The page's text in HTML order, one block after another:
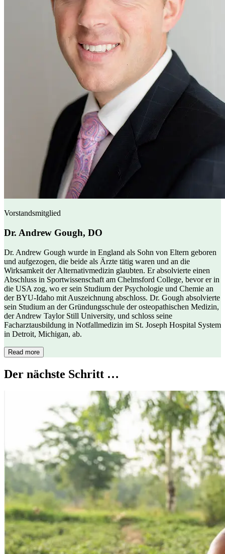
Vorstandsmitglied
Dr. Andrew Gough, DO
Dr. Andrew Gough wurde in England als Sohn von Eltern geboren
und aufgezogen, die beide als Ärzte tätig waren und an die
Wirksamkeit der Alternativmedizin glaubten. Er absolvierte einen
Abschluss in Sportwissenschaft am Chelmsford College, bevor er in
die USA zog, wo er sein Studium der Psychologie und Chemie an
der BYU-Idaho mit Auszeichnung abschloss. Dr. Gough absolvierte
sein Studium an der Gründungsschule der osteopathischen Medizin,
der Andrew Taylor Still University, und schloss seine
Facharztausbildung in Notfallmedizin im St. Joseph Hospital System
in Detroit, Michigan, ab.
Read more
Der nächste Schritt …